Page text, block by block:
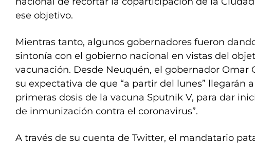
ese objetivo.
Mientras tanto, algunos gobernadores fueron
sintonía con el gobierno nacional en vistas del
vacunación. Desde Neuquén, el gobernador Omar
su expectativa de que “a partir del lunes” llegarán
primeras dosis de la vacuna Sputnik V, para dar
de inmunización contra el coronavirus”.
A través de su cuenta de Twitter, el mandatario